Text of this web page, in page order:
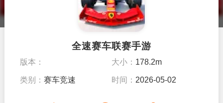
全速赛车联赛手游
版本： 大小： 178.2m
类别：赛车竞速 时间： 2026-05-02